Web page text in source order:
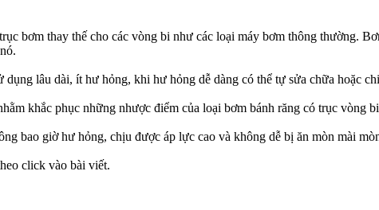
bơm thay thế cho các vòng bi như các loại máy bơm thông thường.
lâu dài, ít hư hỏng, khi hư hỏng dễ dàng có thể tự sửa chữa hoặc
khắc phục những nhược điểm của loại bơm bánh răng có trục vòng
bao giờ hư hỏng, chịu được áp lực cao và không dễ bị ăn mòn mài
click vào bài viết.